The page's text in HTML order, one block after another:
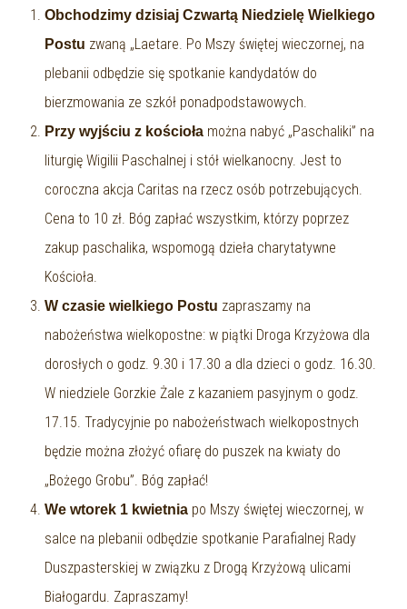
Obchodzimy dzisiaj Czwartą Niedzielę Wielkiego
Postu zwaną „Laetare. Po Mszy świętej wieczornej, na
plebanii odbędzie się spotkanie kandydatów do
bierzmowania ze szkół ponadpodstawowych.
Przy wyjściu z kościoła można nabyć „Paschaliki” na
liturgię Wigilii Paschalnej i stół wielkanocny. Jest to
coroczna akcja Caritas na rzecz osób potrzebujących.
Cena to 10 zł. Bóg zapłać wszystkim, którzy poprzez
zakup paschalika, wspomogą dzieła charytatywne
Kościoła.
W czasie wielkiego Postu zapraszamy na
nabożeństwa wielkopostne: w piątki Droga Krzyżowa dla
dorosłych o godz. 9.30 i 17.30 a dla dzieci o godz. 16.30.
W niedziele Gorzkie Żale z kazaniem pasyjnym o godz.
17.15. Tradycyjnie po nabożeństwach wielkopostnych
będzie można złożyć ofiarę do puszek na kwiaty do
„Bożego Grobu”. Bóg zapłać!
We wtorek 1 kwietnia po Mszy świętej wieczornej, w
salce na plebanii odbędzie spotkanie Parafialnej Rady
Duszpasterskiej w związku z Drogą Krzyżową ulicami
Białogardu. Zapraszamy!